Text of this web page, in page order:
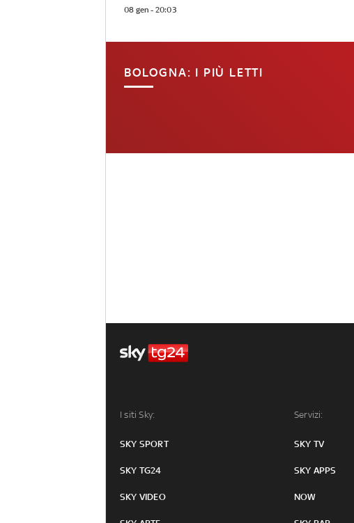
08 gen - 20:03
BOLOGNA: I PIÙ LETTI
I siti Sky:
SKY SPORT
SKY TG24
SKY VIDEO
Servizi:
SKY TV
SKY APPS
NOW